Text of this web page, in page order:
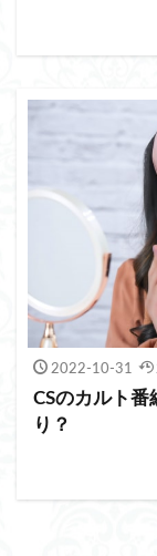
2022-10-31
CSのカルト番
り？